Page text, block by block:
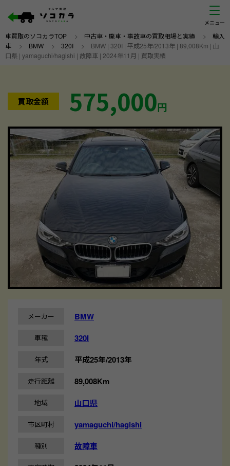
車買取のソコカラTOP > 中古車・廃車・事故車の買取相場と実績 > 輸入
車 > BMW > 320I > BMW | 320I | 平成25年/2013年 | 89,008Km | 山
口県 | yamaguchi/hagishi | 故障車 | 2024年11月 | 買取実績
買取金額 575,000円
メーカー BMW
車種 320I
年式 平成25年/2013年
走行距離 89,008Km
地域 山口県
市区町村 yamaguchi/hagishi
種別 故障車